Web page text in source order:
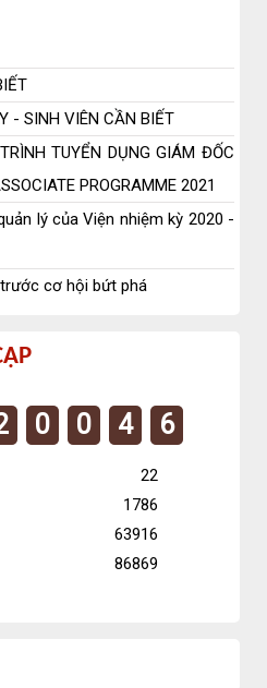
- SINH VIÊN CẦN BIẾT
TUYỂN DỤNG GIÁM ĐỐC
PROGRAMME 2021
lý của Viện nhiệm kỳ 2020 -
cơ hội bứt phá
0 0 4 6
22
1786
63916
86869